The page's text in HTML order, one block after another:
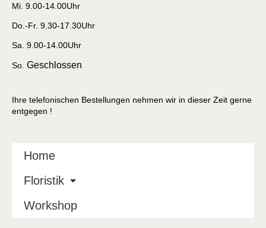
Mi. 9.00-14.00Uhr
Do.-Fr. 9.30-17.30Uhr
Sa. 9.00-14.00Uhr
So. Geschlossen
Ihre telefonischen Bestellungen nehmen wir in dieser Zeit gerne
entgegen !
Home
Floristik
Workshop